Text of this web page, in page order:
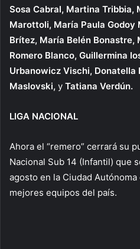
Sosa Cabral, Martina Tribbia,
Marottoli, María Paula
Brítez, María Belén Bonastre,
Romero Blanco, Guillermina
Urbanowicz Vischi, Donatella
Maslovski, y Tatiana Verdún.
LIGA NACIONAL
Ahora el “remero” cerrará su
Nacional Sub 14 (Infantil) que
agosto en la Ciudad
mejores equipos del país.